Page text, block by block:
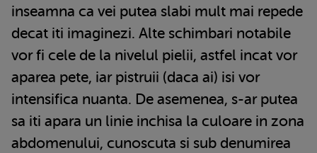
inseamna ca vei putea slabi mult mai repede
decat iti imaginezi. Alte schimbari notabile
vor fi cele de la nivelul pielii, astfel incat vor
aparea pete, iar pistruii (daca ai) isi vor
intensifica nuanta. De asemenea, s-ar putea
sa iti apara un linie inchisa la culoare in zona
abdomenului, cunoscuta si sub denumirea